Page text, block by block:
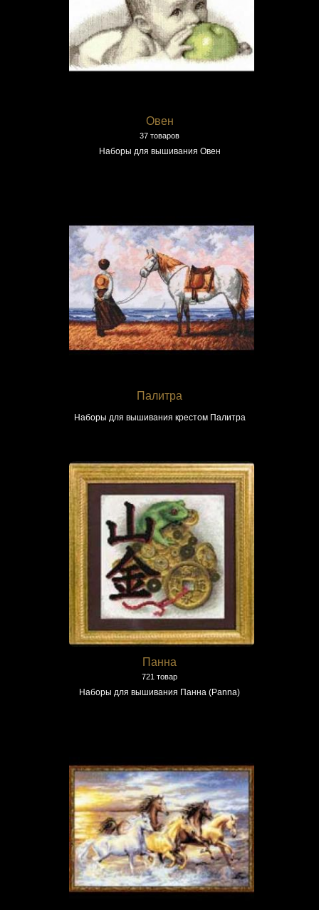
Овен
37 товаров
Наборы для вышивания Овен
Палитра
Наборы для вышивания крестом Палитра
Панна
721 товар
Наборы для вышивания Панна (Panna)